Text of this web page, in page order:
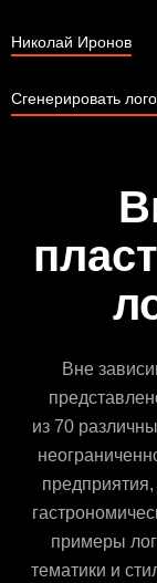
Николай Иронов
Сгенерировать
Вне
из 70
примеры
тематики и